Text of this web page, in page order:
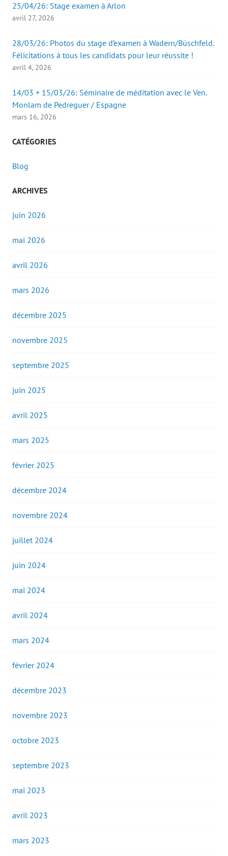
25/04/26: Stage examen à Arlon
avril 27, 2026
28/03/26: Photos du stage d’examen à Wadern/Büschfeld.
Félicitations à tous les candidats pour leur réussite !
avril 4, 2026
14/03 + 15/03/26: Séminaire de méditation avec le Ven.
Monlam de Pedreguer / Espagne
mars 16, 2026
CATÉGORIES
Blog
ARCHIVES
juin 2026
mai 2026
avril 2026
mars 2026
décembre 2025
novembre 2025
septembre 2025
juin 2025
avril 2025
mars 2025
février 2025
décembre 2024
novembre 2024
juillet 2024
juin 2024
mai 2024
avril 2024
mars 2024
février 2024
décembre 2023
novembre 2023
octobre 2023
septembre 2023
mai 2023
avril 2023
mars 2023